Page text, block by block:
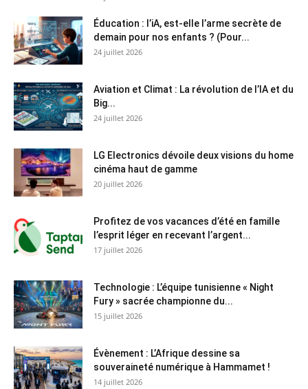
Éducation : l’iA, est-elle l’arme secrète de
demain pour nos enfants ? (Pour...
24 juillet 2026
Aviation et Climat : La révolution de l’IA et du
Big...
24 juillet 2026
LG Electronics dévoile deux visions du home
cinéma haut de gamme
20 juillet 2026
Profitez de vos vacances d’été en famille
l’esprit léger en recevant l’argent...
17 juillet 2026
Technologie : L’équipe tunisienne « Night
Fury » sacrée championne du...
15 juillet 2026
Évènement : L’Afrique dessine sa
souveraineté numérique à Hammamet !
14 juillet 2026